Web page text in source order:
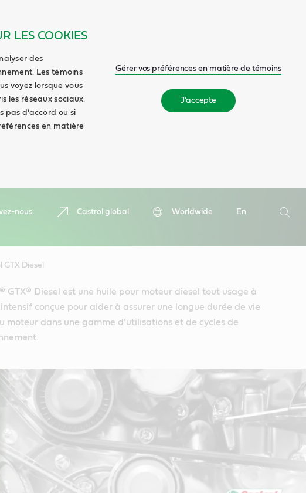
LES COOKIES
des
Les témoins
voyez lorsque vous
les réseaux sociaux.
pas d’accord ou si
en matière
Gérer vos préférences en matière de témoins
J’accepte
nous Castrol global Worldwide
En
GTX Diesel
GTX® Diesel est une huile pour moteur diesel tout usage à
conçue pour aider à assurer une longue durée de vie
moteur dans une gamme d’utilisations et de cycles de